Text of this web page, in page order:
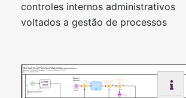
controles internos administrativos
voltados a gestão de processos
GR
1. Demandar
ações voltadas
a gestão de
processos
Encaminhar para
órgão colegiado?
O documento foi
aprovado/autoriz
ado ?
02. Para
despacho
01. Para
correções
Proveniente de demandas
internas ou externas
Analisar as
demandas
Não Sim
Sim Não
Subprocesso: Normas e Procedimentos para a Gestão de Processos
Objetivo: Elaborar normativos e controles internos administrativos voltados a gestão de processos
Responsável: Pró-Reitoria de Planejamento, Orçamento e Finanças - PROPLAN
Número: 07.031/002-122022